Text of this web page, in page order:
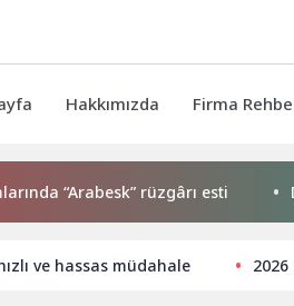
Hakkımızda Firma
“Arabesk” rüzgârı esti
ve hassas müdahale